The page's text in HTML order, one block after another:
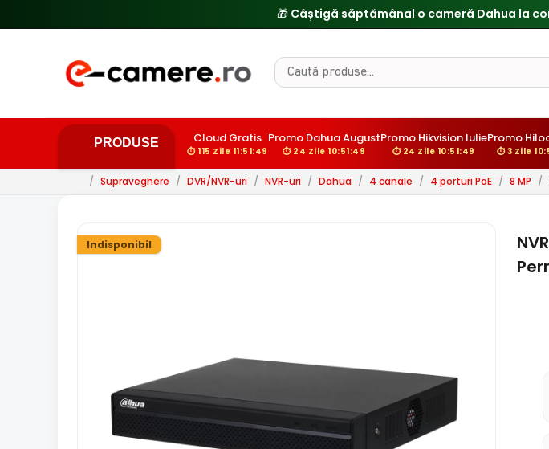
🎁 Câștigă săptămânal o cameră Dahua la
PRODUSE Cloud Gratis
⏱ 115 Zile 11:51:48
Promo Dahua August
⏱ 24 Zile 10:51:48
Promo Hikvision Iulie
⏱ 24 Zile 10:51:48
Promo
⏱ 3 Zile
/ Supraveghere / DVR/NVR-uri / NVR-uri / Dahua / 4 canale / 4 porturi PoE / 8 MP /
Indisponibil